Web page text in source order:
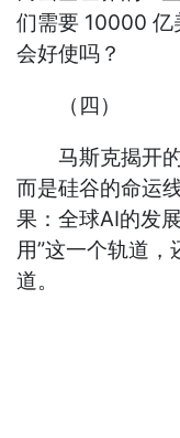
们需要 10000 亿
会好使吗？
（四）
马斯克揭开的
而是硅谷的命运
果：全球AI的发
用”这一个轨道
道。